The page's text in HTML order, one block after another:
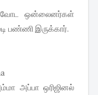
ஒன்லைனர்கள்
பண்ணி இருக்கார்.
அப்பா ஒரிஜினல்